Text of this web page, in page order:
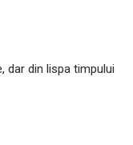
dar din lispa timpului